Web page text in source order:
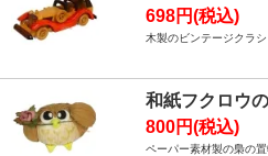
698円(税込)
木製のビンテージクラシ
和紙フクロウ
800円(税込)
ペーパー素材製の梟の